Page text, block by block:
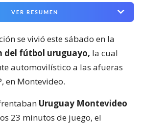
VER RESUMEN
se vivió este sábado en la
del fútbol uruguayo, la cual
automovilístico a las afueras
en Montevideo.
Uruguay Montevideo
23 minutos de juego, el